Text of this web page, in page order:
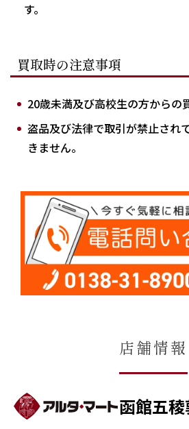
す。
買取時の注意事項
20歳未満及び高校生の方からの
盗品及び法律で取引が禁止され
きません。
店舗情報
函館五